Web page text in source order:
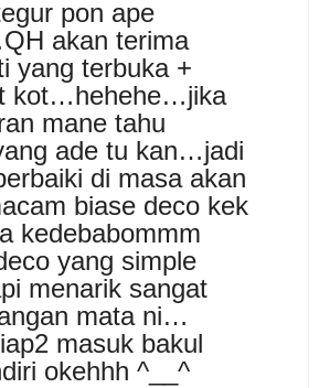
pon ape
akan terima
yang terbuka +
kot…hehehe…jika
mane tahu
ade tu kan…jadi
di masa akan
biase deco kek
kedebabommm
yang simple
menarik sangat
mata ni…
masuk bakul
okehhh ^__^